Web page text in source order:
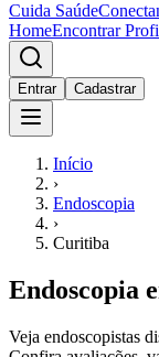
Cuida Saúde
HomeEncontrar
Entrar Cadastrar
Início
›
Endoscopia
›
Curitiba
Endoscopia
Veja endoscopistas